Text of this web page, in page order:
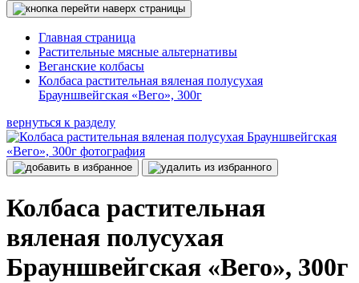
Главная страница
Растительные мясные альтернативы
Веганские колбасы
Колбаса растительная вяленая полусухая
Брауншвейгская «Вего», 300г
вернуться к разделу
Колбаса растительная
вяленая полусухая
Брауншвейгская «Вего», 300г